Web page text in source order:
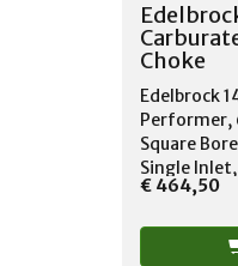
Choke
Edelbrock
Performer,
Square
Single
€ 464,50